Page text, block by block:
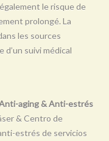
le risque de
prolongé. La
les sources
d’un suivi médical
aging & Anti-estrés
& Centro de
estrés de servicios